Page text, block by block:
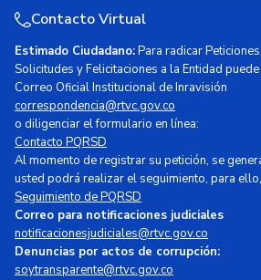
Contacto Virtual
Estimado Ciudadano:Para radicar
Solicitudes y Felicitaciones a la Entidad
Correo Oficial Institucional de Inravisión
correspondencia@rtvc.gov.co
o diligenciar el formulario en línea:
Contacto PQRSD
Al momento de registrar su petición, se
usted podrá realizar el seguimiento, para
Seguimiento de PQRSD
Correo para notificaciones judiciales
notificacionesjudiciales@rtvc.gov.co
Denuncias por actos de corrupción:
soytransparente@rtvc.gov.co